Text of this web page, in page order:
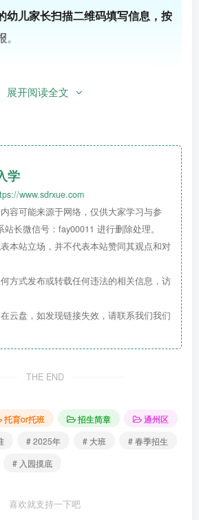
幼儿家长扫描二维码填写信息，按
。
截止到2024年11月30日，已经参加
次填写。
址：张家湾镇中街村甲302号（张家
根据实际摸底情况确定开班时间。
收费标准待定。
展开阅读全文
学
www.sdrxue.com
容可能来源于网络，仅供大家学习与参
长微信号：fay00011 进行删除处理。
本站立场，并不代表本站赞同其观点和对
方式发布或转载任何违法的相关信息，访
云盘，如发现链接失效，请联系我们我们
THE END
托育or托班 招生简章
通州区
# 2025年 # 大班
# 春季招生
# 入园摸底
喜欢就支持一下吧